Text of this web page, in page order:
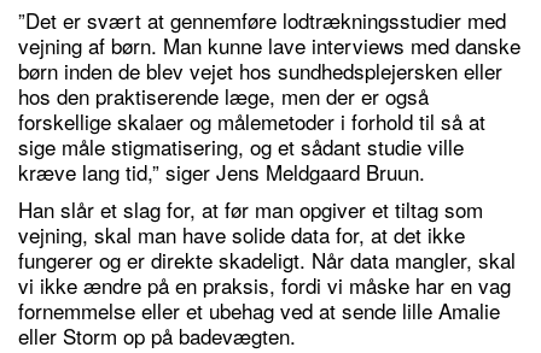
”Det er svært at gennemføre lodtrækningsstudier med
vejning af børn. Man kunne lave interviews med danske
børn inden de blev vejet hos sundhedsplejersken eller
hos den praktiserende læge, men der er også
forskellige skalaer og målemetoder i forhold til så at
sige måle stigmatisering, og et sådant studie ville
kræve lang tid,” siger Jens Meldgaard Bruun.
Han slår et slag for, at før man opgiver et tiltag som
vejning, skal man have solide data for, at det ikke
fungerer og er direkte skadeligt. Når data mangler, skal
vi ikke ændre på en praksis, fordi vi måske har en vag
fornemmelse eller et ubehag ved at sende lille Amalie
eller Storm op på badevægten.